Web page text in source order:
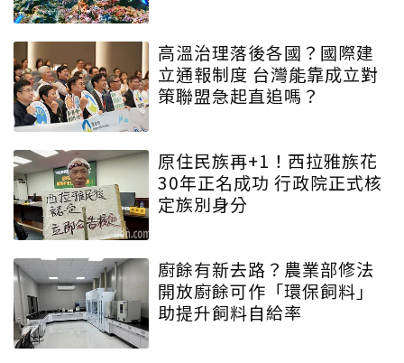
高溫治理落後各國？國際建
立通報制度 台灣能靠成立對
策聯盟急起直追嗎？
原住民族再+1！西拉雅族花
30年正名成功 行政院正式核
定族別身分
廚餘有新去路？農業部修法
開放廚餘可作「環保飼料」
助提升飼料自給率